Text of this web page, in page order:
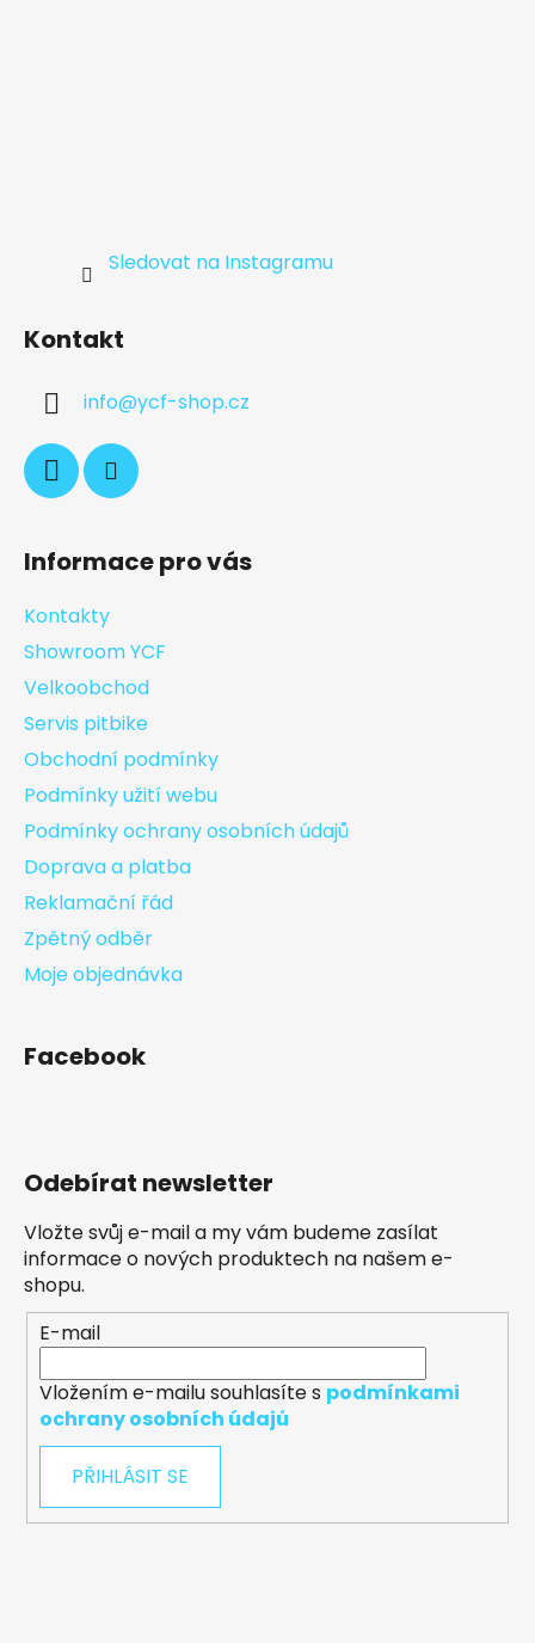
Sledovat na Instagramu
Kontakt
info@ycf-shop.cz
Informace pro vás
Kontakty
Showroom YCF
Velkoobchod
Servis pitbike
Obchodní podmínky
Podmínky užití webu
Podmínky ochrany osobních údajů
Doprava a platba
Reklamační řád
Zpětný odběr
Moje objednávka
Facebook
Odebírat newsletter
Vložte svůj e-mail a my vám budeme zasílat
informace o nových produktech na našem e-
shopu.
E-mail
Vložením e-mailu souhlasíte s podmínkami
ochrany osobních údajů
PŘIHLÁSIT SE